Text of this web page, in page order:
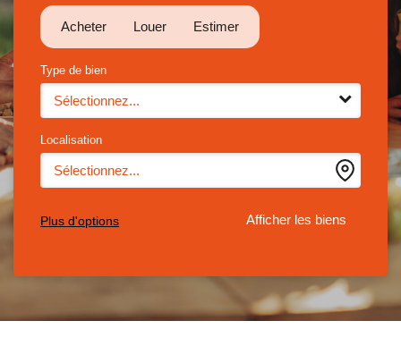
Entreprise
Nos agences
Acheter Louer Estimer
Type de bien
Sélectionnez...
Localisation
Sélectionnez...
Plus d'options